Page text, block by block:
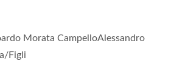
Morata CampelloAlessandro
Figli